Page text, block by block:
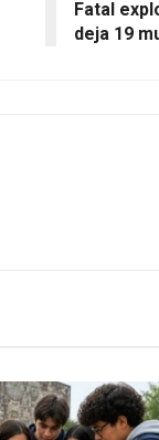
Fatal
deja 19